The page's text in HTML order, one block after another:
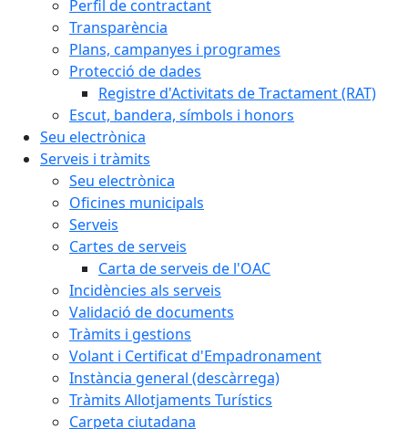
Perfil de contractant
Transparència
Plans, campanyes i programes
Protecció de dades
Registre d'Activitats de Tractament (RAT)
Escut, bandera, símbols i honors
Seu electrònica
Serveis i tràmits
Seu electrònica
Oficines municipals
Serveis
Cartes de serveis
Carta de serveis de l'OAC
Incidències als serveis
Validació de documents
Tràmits i gestions
Volant i Certificat d'Empadronament
Instància general (descàrrega)
Tràmits Allotjaments Turístics
Carpeta ciutadana